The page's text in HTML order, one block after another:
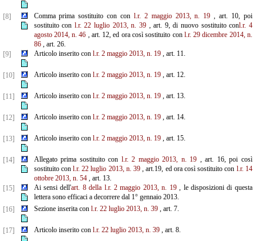
[8] Comma prima sostituito con con l.r. 2 maggio 2013, n. 19 , art. 10, poi
sostituito con l.r. 22 luglio 2013, n. 39, art. 9, di nuovo sostituito conl.r. 4
agosto 2014, n. 46 , art. 12, ed ora così sostituito con l.r. 29 dicembre 2014, n.
86, art. 26.
[9]
Articolo inserito con l.r. 2 maggio 2013, n. 19, art. 11.
[10] Articolo inserito con l.r. 2 maggio 2013, n. 19, art. 12.
[11] Articolo inserito con l.r. 2 maggio 2013, n. 19, art. 13.
[12] Articolo inserito con l.r. 2 maggio 2013, n. 19, art. 14.
[13] Articolo inserito con l.r. 2 maggio 2013, n. 19, art. 15.
[14] Allegato prima sostituito con l.r. 2 maggio 2013, n. 19 , art. 16, poi così
sostituito con l.r. 22 luglio 2013, n. 39 , art.19, ed ora così sostituito con l.r. 14
ottobre 2013, n. 54, art. 13.
[15]
Ai sensi dell'art. 8 della l.r. 2 maggio 2013, n. 19, le disposizioni di questa
lettera sono efficaci a decorrere dal 1° gennaio 2013.
[16]
Sezione inserita con l.r. 22 luglio 2013, n. 39, art. 7.
[17] Articolo inserito con l.r. 22 luglio 2013, n. 39, art. 8.